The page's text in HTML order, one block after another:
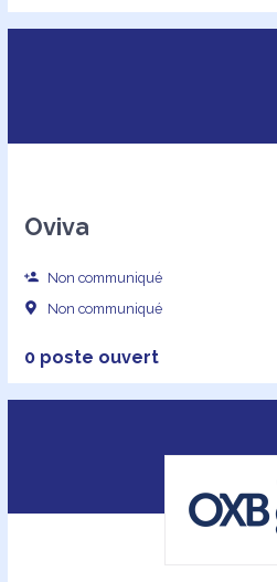
Oviva
Non communiqué
Non communiqué
0 poste ouvert